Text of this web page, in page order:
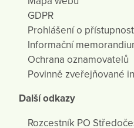
GDPR
Prohlášení o
Informační
Ochrana oznamovatelů
Povinně zveřejňované
Další odkazy
Rozcestník PO